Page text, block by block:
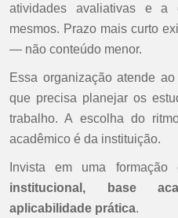
atividades avaliativas e
mesmos. Prazo mais curto
— não conteúdo menor.
Essa organização atende
que precisa planejar os
trabalho. A escolha do
acadêmico é da instituição.
Invista em uma formação
institucional, base
aplicabilidade prática.